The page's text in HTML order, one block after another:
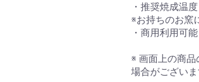
・推奨焼成温
※お持ちのお窯
・商用利用可能
※ 画面上の商
場合がございま